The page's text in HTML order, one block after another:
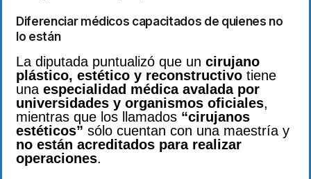
Diferenciar médicos capacitados de quienes no
lo están
La diputada puntualizó que un cirujano
plástico, estético y reconstructivo tiene
una especialidad médica avalada por
universidades y organismos oficiales,
mientras que los llamados “cirujanos
estéticos” sólo cuentan con una maestría y
no están acreditados para realizar
operaciones.